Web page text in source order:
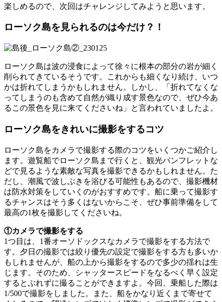
楽しめるので、次回はチャレンジしてみようと思います。
ローソク島を見られるのは今だけ？！
ローソク島は波の浸食によって徐々に根本の部分の岩が細く
削られてきているそうです。これからも細くなり続け、いつ
かは折れてしまうかもしれません。しかし、「折れてなくな
ってしまうのも含めて自然が織り成す景色なので、ぜひ今あ
るこの景色を見に来てくださいね」と言われていましたよ。
ローソク島をきれいに撮影をするコツ
ローソク島をカメラで撮影する際のコツをいくつかご紹介し
ます。遊覧船でローソク島まで行くと、観光パンフレットな
どで見るような素敵な写真を撮影できるかもしれません。た
だし、潮風で波しぶきを浴びる可能性もあるので、撮影機材
は防水対策をしていくのがおすすめです。船に乗って撮影す
るチャンスはそう多くはないからこそ、ぜひ事前準備をして
最高の1枚を撮影してくださいね。
①カメラで撮影をする
1つ目は、1番オーソドックスなカメラで撮影をする方法で
す。夕日の撮影では絞り優先の設定で撮影をする方も多いか
もしれませんが、船の上から撮影をするので多少の揺れは生
じます。そのため、シャッタースピードをなるべく早く設定
するとぶれずに撮ることができますよ。今回、乗船した際は
1/500で撮影をしました。また、船をかなり近くまで寄せて